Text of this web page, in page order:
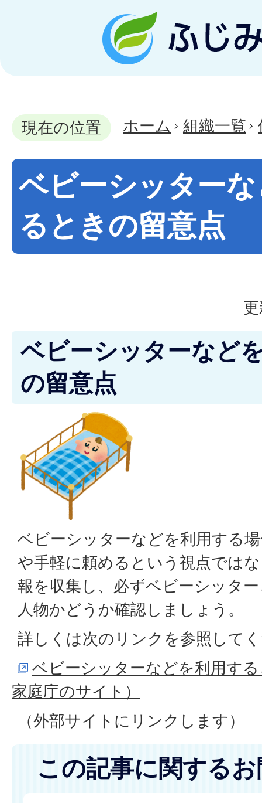
現在の位置 ホーム 組織一覧
ベビーシッター
るときの留意点
ベビーシッターなど
の留意点
ベビーシッターなどを利用する
や手軽に頼めるという視点では
報を収集し、必ずベビーシッタ
人物かどうか確認しましょう。
詳しくは次のリンクを参照して
ベビーシッターなどを利用す
家庭庁のサイト）
（外部サイトにリンクします）
この記事に関する